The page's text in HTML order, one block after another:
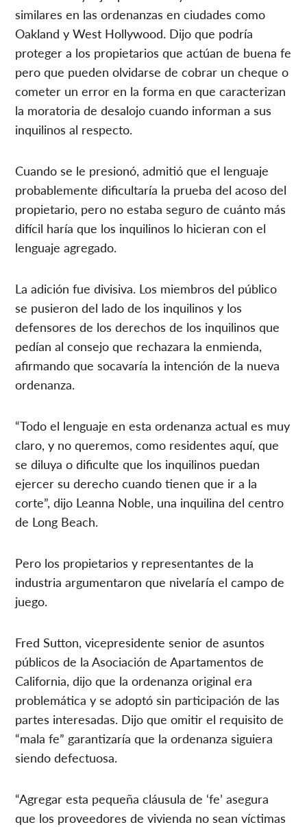
similares en las ordenanzas en ciudades como
Oakland y West Hollywood. Dijo que podría
proteger a los propietarios que actúan de buena fe
pero que pueden olvidarse de cobrar un cheque o
cometer un error en la forma en que caracterizan
la moratoria de desalojo cuando informan a sus
inquilinos al respecto.
Cuando se le presionó, admitió que el lenguaje
probablemente dificultaría la prueba del acoso del
propietario, pero no estaba seguro de cuánto más
difícil haría que los inquilinos lo hicieran con el
lenguaje agregado.
La adición fue divisiva. Los miembros del público
se pusieron del lado de los inquilinos y los
defensores de los derechos de los inquilinos que
pedían al consejo que rechazara la enmienda,
afirmando que socavaría la intención de la nueva
ordenanza.
“Todo el lenguaje en esta ordenanza actual es muy
claro, y no queremos, como residentes aquí, que
se diluya o dificulte que los inquilinos puedan
ejercer su derecho cuando tienen que ir a la
corte”, dijo Leanna Noble, una inquilina del centro
de Long Beach.
Pero los propietarios y representantes de la
industria argumentaron que nivelaría el campo de
juego.
Fred Sutton, vicepresidente senior de asuntos
públicos de la Asociación de Apartamentos de
California, dijo que la ordenanza original era
problemática y se adoptó sin participación de las
partes interesadas. Dijo que omitir el requisito de
“mala fe” garantizaría que la ordenanza siguiera
siendo defectuosa.
“Agregar esta pequeña cláusula de ‘fe’ asegura
que los proveedores de vivienda no sean víctimas